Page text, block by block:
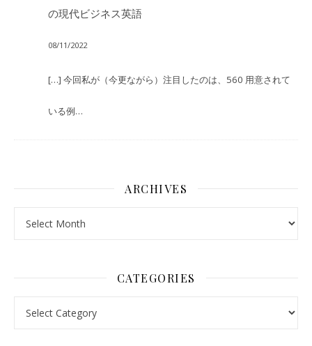
の現代ビジネス英語
08/11/2022
[…] 今回私が（今更ながら）注目したのは、560 用意されて
いる例…
ARCHIVES
CATEGORIES